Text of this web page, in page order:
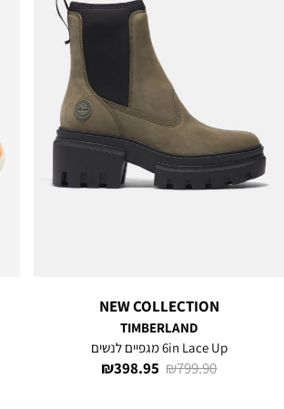
NEW COLLECTION
TIMBERLAND
6in Lace Up מגפיים לנשים
מחיר
398.95 ₪
מחיר
799.90 ₪